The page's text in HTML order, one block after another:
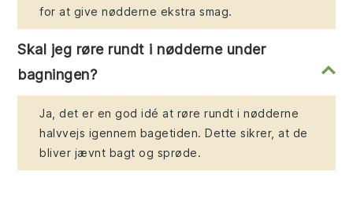
for at give nødderne ekstra smag.
Skal jeg røre rundt i nødderne under
bagningen?
Ja, det er en god idé at røre rundt i nødderne
halvvejs igennem bagetiden. Dette sikrer, at de
bliver jævnt bagt og sprøde.